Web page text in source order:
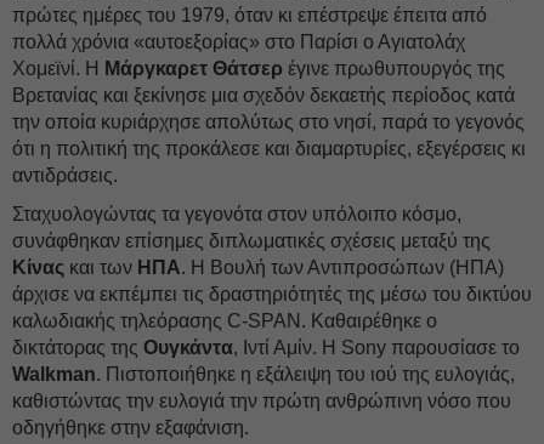
πρώτες ημέρες του 1979, όταν κι επέστρεψε έπειτα από
πολλά χρόνια «αυτοεξορίας» στο Παρίσι ο Αγιατολάχ
Χομεϊνί. Η Μάργκαρετ Θάτσερ έγινε πρωθυπουργός της
Βρετανίας και ξεκίνησε μια σχεδόν δεκαετής περίοδος κατά
την οποία κυριάρχησε απολύτως στο νησί, παρά το γεγονός
ότι η πολιτική της προκάλεσε και διαμαρτυρίες, εξεγέρσεις κι
αντιδράσεις.
Σταχυολογώντας τα γεγονότα στον υπόλοιπο κόσμο,
συνάφθηκαν επίσημες διπλωματικές σχέσεις μεταξύ της
Κίνας και των ΗΠΑ. Η Βουλή των Αντιπροσώπων (ΗΠΑ)
άρχισε να εκπέμπει τις δραστηριότητές της μέσω του δικτύου
καλωδιακής τηλεόρασης C-SPAN. Καθαιρέθηκε ο
δικτάτορας της Ουγκάντα, Ιντί Αμίν. Η Sony παρουσίασε το
Walkman. Πιστοποιήθηκε η εξάλειψη του ιού της ευλογιάς,
καθιστώντας την ευλογιά την πρώτη ανθρώπινη νόσο που
οδηγήθηκε στην εξαφάνιση.